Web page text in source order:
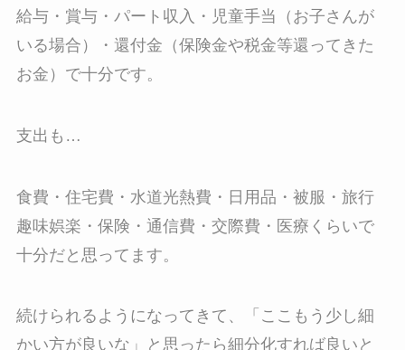
給与・賞与・パート収入・児童手当（お子さんが
いる場合）・還付金（保険金や税金等還ってきた
お金）で十分です。
支出も…
食費・住宅費・水道光熱費・日用品・被服・旅行
趣味娯楽・保険・通信費・交際費・医療くらいで
十分だと思ってます。
続けられるようになってきて、「ここもう少し細
かい方が良いな」と思ったら細分化すれば良いと